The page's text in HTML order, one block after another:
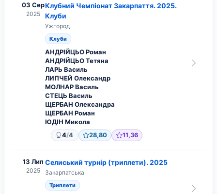
03 Сер
2025
Клубний Чемпіонат Закарпаття. 2025.
Клуби
Ужгород
Клуби
АНДРІЙЦЬО Роман
АНДРІЙЦЬО Тетяна
ЛАРЬ Василь
ЛИПЧЕЙ Олександр
МОЛНАР Василь
СТЕЦЬ Василь
ЩЕРБАН Олександра
ЩЕРБАН Роман
ЮДІН Микола
4/4 28,80 11,36
13 Лип
2025
Селиський турнір (триплети). 2025
Закарпатська
Триплети